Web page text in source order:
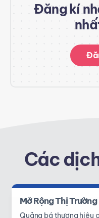
Đăng kí
Các
Mở Rộng Thị Trường
Quảng bá thương hiệu